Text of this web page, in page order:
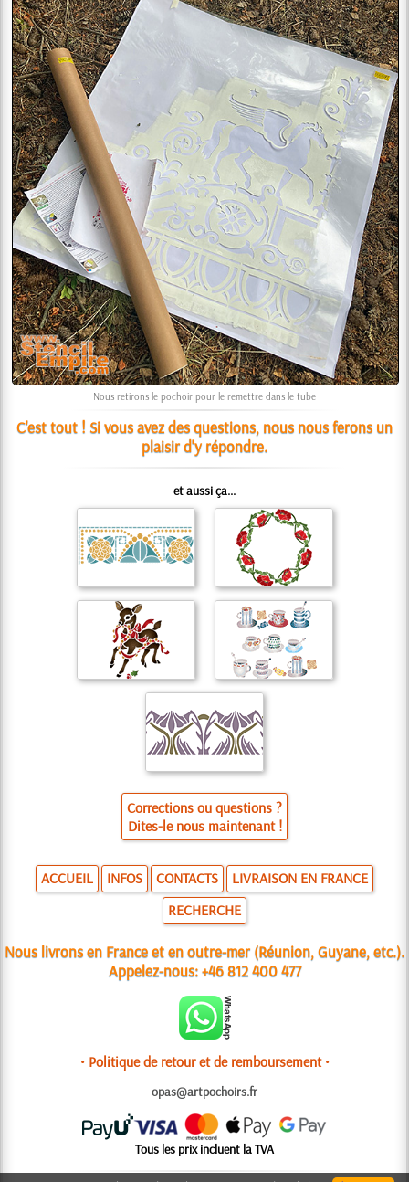
Nous retirons le pochoir pour le remettre dans le tube
C'est tout ! Si vous avez des questions, nous nous ferons un
plaisir d'y répondre.
et aussi ça...
Corrections ou questions ?
Dites-le nous maintenant !
ACCUEIL INFOS CONTACTS
LIVRAISON EN FRANCE
RECHERCHE
Nous livrons en France et en outre-mer (Réunion, Guyane, etc.).
Appelez-nous:+46 812 400 477
• Politique de retour et de remboursement •
opas@artpochoirs.fr
Tous les prix incluent la TVA